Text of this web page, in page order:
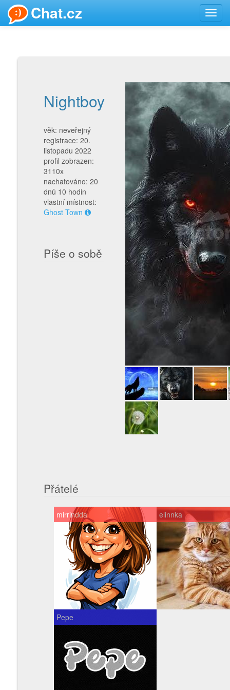
Chat.cz
Nightboy
věk: neveřejný
registrace: 20.
listopadu 2022
profil zobrazen:
3110x
nachatováno: 20
dnů 10 hodin
vlastní místnost:
Ghost Town
Píše o sobě
Přátelé
mirrindda elinnka
Pepe